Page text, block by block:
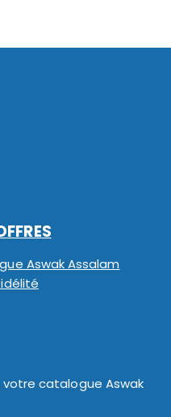
Aswak Assalam
catalogue Aswak